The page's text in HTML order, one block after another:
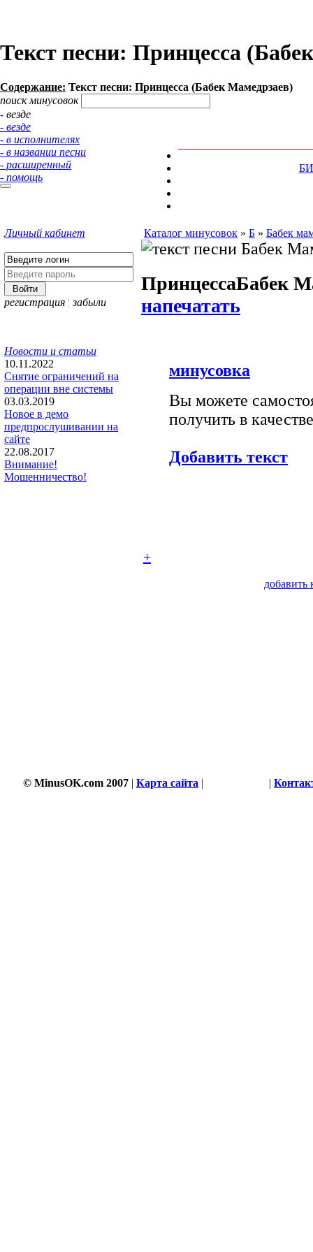
Текст песни: Принцесса
Содержание: Текст песни: Принцесса (Бабек Мамедрзаев)
поиск минусовок
- везде
- везде
- в исполнителях
- в названии песни
- расширенный
- помощь
Личный кабинет
регистрация ¦ забыли
Новости и статьи
10.11.2022
Снятие ограничений на
операции вне системы
03.03.2019
Новое в демо
предпрослушивании на
сайте
22.08.2017
Внимание!
Мошенничество!
Каталог минусовок » Б » Бабек
ПринцессаБабек
напечатать
минусовка
Вы можете
получить в
Добавить текст
+
добавить
© MinusOK.com 2007 | Карта сайта | |